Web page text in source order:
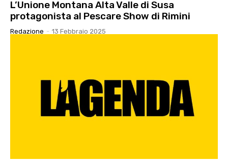
L’Unione Montana Alta Valle di Susa
protagonista al Pescare Show di Rimini
Redazione - 13 Febbraio 2025